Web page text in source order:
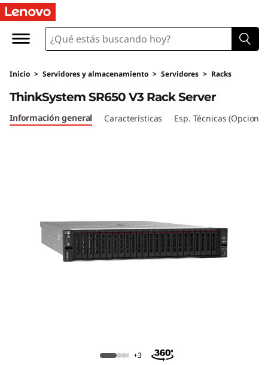
Inicio > Servidores y almacenamiento > Servidores > Racks
ThinkSystem SR650 V3 Rack Server
ThinkSystem SR650 V3 Rack Server
Información general Características Esp. Técnicas
+3